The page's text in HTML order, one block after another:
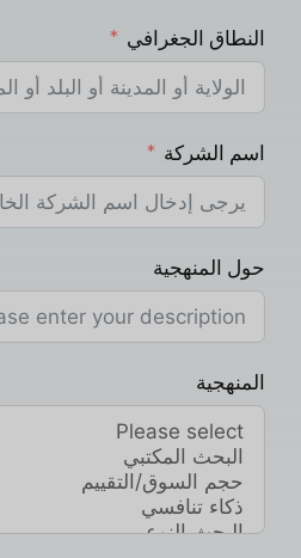
النطاق الجغرافي
اسم الشركة
حول المنهجية
المنهجية